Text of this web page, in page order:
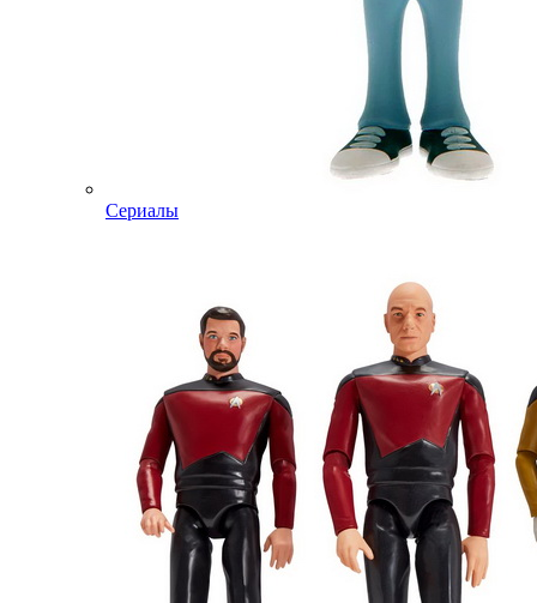
Сериалы